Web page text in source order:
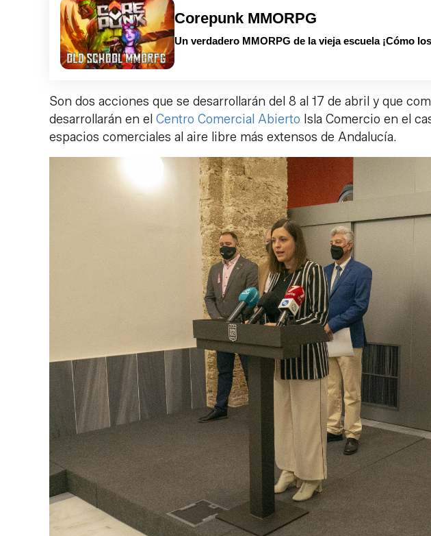
Corepunk MMORPG
Un verdadero MMORPG de la vieja escuela ¡Cómo
Son dos acciones que se desarrollarán del 8 al 17 de abril y que
desarrollarán en el Centro Comercial Abierto Isla Comercio en el
espacios comerciales al aire libre más extensos de Andalucía.